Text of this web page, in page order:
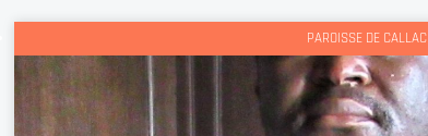
PAROISSE DE CALLAC